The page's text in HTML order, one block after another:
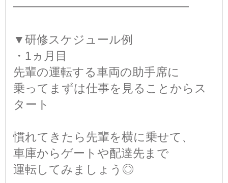
━━━━━━━━━━━━━━━
▼研修スケジュール例
・1ヵ月目
先輩の運転する車両の助手席に
乗ってまずは仕事を見ることからス
タート
慣れてきたら先輩を横に乗せて、
車庫からゲートや配達先まで
運転してみましょう◎